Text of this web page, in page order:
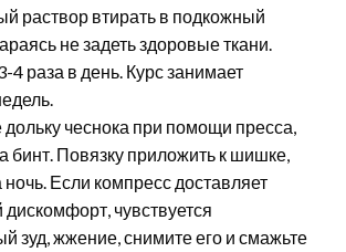
раствор втирать в подкожный
не задеть здоровые ткани.
4 раза в день. Курс занимает
дольку чеснока при помощи пресса,
бинт. Повязку приложить к шишке,
ночь. Если компресс доставляет
чувствуется
зуд, жжение, снимите его и смажьте